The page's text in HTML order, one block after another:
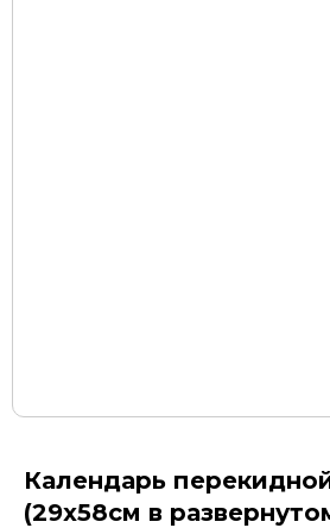
Календарь
(29х58см в